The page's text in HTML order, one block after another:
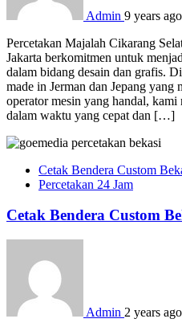
Admin 9 years ago
Percetakan Majalah Cikarang
Jakarta berkomitmen untuk
dalam bidang desain dan grafis.
made in Jerman dan Jepang yang
operator mesin yang handal,
dalam waktu yang cepat dan […]
Cetak Bendera Custom
Percetakan 24 Jam
Cetak Bendera Custom
Admin 2 years ago